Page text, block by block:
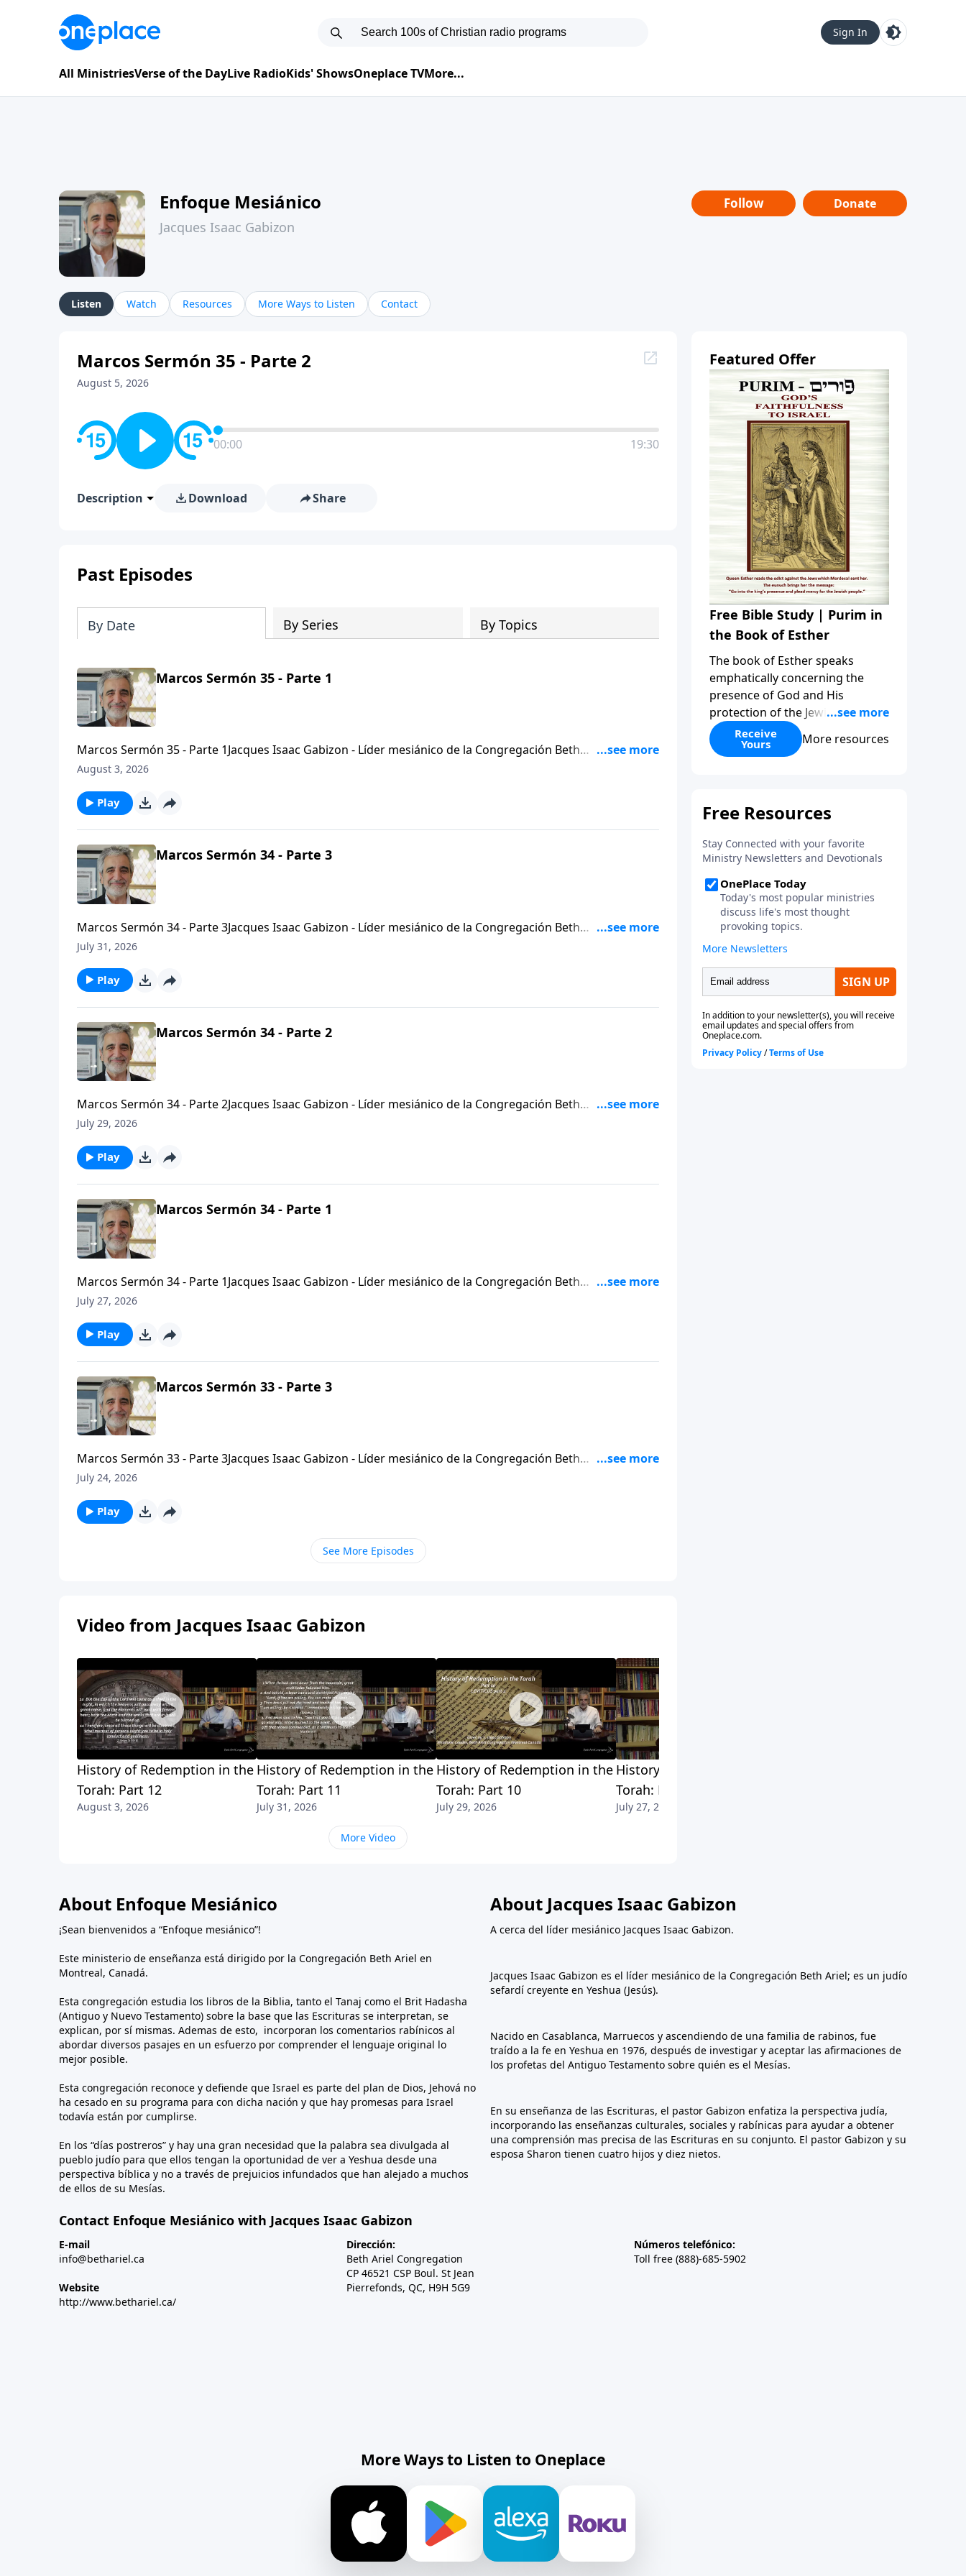
Sign In
All MinistriesVerse of the DayLive RadioKids' ShowsOneplace TVMore...
Enfoque Mesiánico
Jacques Isaac Gabizon
Follow Donate
Listen Watch Resources More Ways to Listen Contact
Marcos Sermón 35 - Parte 2
August 5, 2026
00:00 19:30
Description Download Share
Past Episodes
By Date By Series By Topics
Marcos Sermón 35 - Parte 1
Marcos Sermón 35 - Parte 1Jacques Isaac Gabizon - Líder mesiánico de la Congregación Beth
Arielhttps://bethariel.ca
August 3, 2026
Play
Marcos Sermón 34 - Parte 3
Marcos Sermón 34 - Parte 3Jacques Isaac Gabizon - Líder mesiánico de la Congregación Beth
Arielhttps://bethariel.ca
July 31, 2026
Play
Marcos Sermón 34 - Parte 2
Marcos Sermón 34 - Parte 2Jacques Isaac Gabizon - Líder mesiánico de la Congregación Beth
Arielhttps://bethariel.ca
July 29, 2026
Play
Marcos Sermón 34 - Parte 1
Marcos Sermón 34 - Parte 1Jacques Isaac Gabizon - Líder mesiánico de la Congregación Beth
Arielhttps://bethariel.ca
July 27, 2026
Play
Marcos Sermón 33 - Parte 3
Marcos Sermón 33 - Parte 3Jacques Isaac Gabizon - Líder mesiánico de la Congregación Beth
Arielhttps://bethariel.ca
July 24, 2026
Play
See More Episodes
Video from Jacques Isaac Gabizon
History of Redemption in the
Torah: Part 12
August 3, 2026
History of Redemption in the
Torah: Part 11
July 31, 2026
History of Redemption in the
Torah: Part 10
July 29, 2026
History of Redemption in the
Torah: Part 9
July 27, 2026
More Video
Featured Offer
Free Bible Study | Purim in
the Book of Esther
The book of Esther speaks
emphatically concerning the
presence of God and His
protection of the Jewish nation
from overt and government led
Antisemitism. We invite you to
the music icon to get that
In this remarkable story in the
Hebrew Bible, you will get to see
so many of the so-called
coincidences which helped save
the Jewish nation while she was
in Diaspora (she still is in
Diaspora as many Jews today live
outside the land of Israel). Come
and learn what the Festival of
Jewish people celebrate it.
Although the name of God is not
anywhere mentioned in the
Receive
Yours More resources
About Enfoque Mesiánico
¡Sean bienvenidos a “Enfoque mesiánico”!
Este ministerio de enseñanza está dirigido por la Congregación Beth Ariel en
Montreal, Canadá.
Esta congregación estudia los libros de la Biblia, tanto el Tanaj como el Brit Hadasha
(Antiguo y Nuevo Testamento) sobre la base que las Escrituras se interpretan, se
explican, por sí mismas. Ademas de esto, incorporan los comentarios rabínicos al
abordar diversos pasajes en un esfuerzo por comprender el lenguaje original lo
mejor posible.
Esta congregación reconoce y defiende que Israel es parte del plan de Dios, Jehová no
ha cesado en su programa para con dicha nación y que hay promesas para Israel
todavía están por cumplirse.
En los “días postreros” y hay una gran necesidad que la palabra sea divulgada al
pueblo judío para que ellos tengan la oportunidad de ver a Yeshua desde una
perspectiva bíblica y no a través de prejuicios infundados que han alejado a muchos
de ellos de su Mesías.
About Jacques Isaac Gabizon
A cerca del líder mesiánico Jacques Isaac Gabizon.
Jacques Isaac Gabizon es el líder mesiánico de la Congregación Beth Ariel; es un judío
sefardí creyente en Yeshua (Jesús).
Nacido en Casablanca, Marruecos y ascendiendo de una familia de rabinos, fue
traído a la fe en Yeshua en 1976, después de investigar y aceptar las afirmaciones de
los profetas del Antiguo Testamento sobre quién es el Mesías.
En su enseñanza de las Escrituras, el pastor Gabizon enfatiza la perspectiva judía,
incorporando las enseñanzas culturales, sociales y rabínicas para ayudar a obtener
una comprensión mas precisa de las Escrituras en su conjunto. El pastor Gabizon y su
esposa Sharon tienen cuatro hijos y diez nietos.
Contact Enfoque Mesiánico with Jacques Isaac Gabizon
E-mail
info@bethariel.ca
Website
http://www.bethariel.ca/
Dirección:
Beth Ariel Congregation
CP 46521 CSP Boul. St Jean
Pierrefonds, QC, H9H 5G9
Números telefónico:
Toll free (888)-685-5902
More Ways to Listen to Oneplace